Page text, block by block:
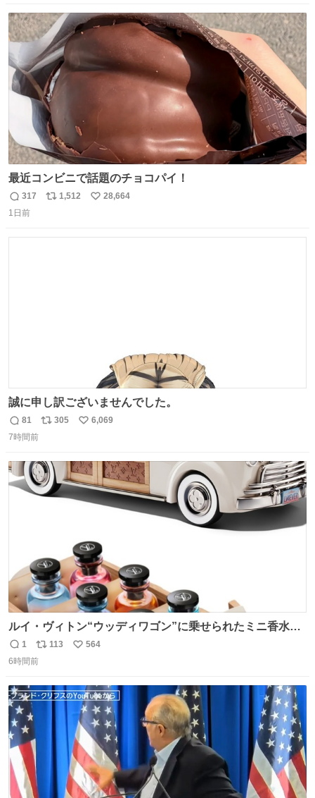
ト
数
数
最近コンビニで話題のチョコパイ！
返
信
317
リ
1,512
い
28,664
1日前
誠に申し訳ございませんでした。
返
信
81
リ
ト
数
305
い
数
6,069
7時間前
ルイ・ヴィトン“ウッディワゴン”に乗せられたミニ香水コ
フレ、グラデカラーのフレグランスケースも - fashion-
press.net/news/149472
返
信
1
リ
ポ
ト
113
い
数
564
6時間前